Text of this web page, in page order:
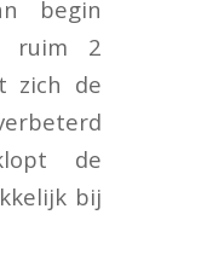
begin
ruim 2
zich de
de
bij